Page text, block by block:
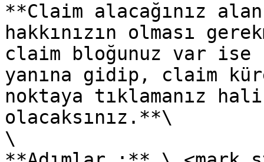
**Claim alacağınız
hakkınızın olması
claim bloğunuz var ise
yanına gidip, claim
noktaya tıklamanız
olacaksınız.**\
\